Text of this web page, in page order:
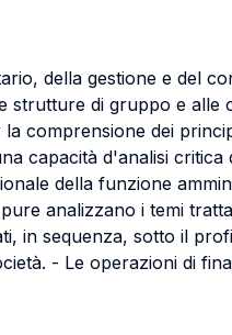
della gestione e del
strutture di gruppo e
comprensione dei
capacità d'analisi critica
della funzione
analizzano i temi
in sequenza, sotto il
- Le operazioni di